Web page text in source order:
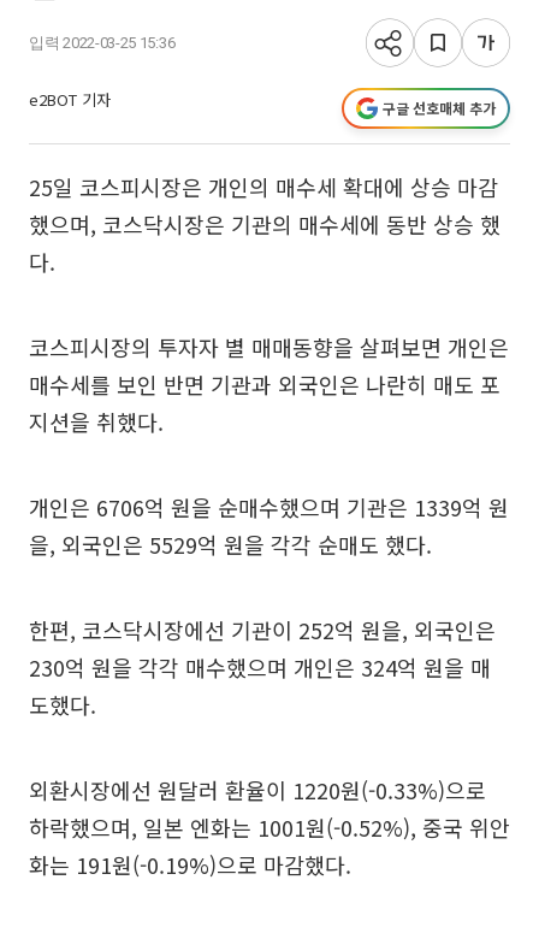
입력 2022-03-25 15:36
e2BOT 기자 구글 선호매체 추가
25일 코스피시장은 개인의 매수세 확대에 상승 마감
했으며, 코스닥시장은 기관의 매수세에 동반 상승 했
다.
코스피시장의 투자자 별 매매동향을 살펴보면 개인은
매수세를 보인 반면 기관과 외국인은 나란히 매도 포
지션을 취했다.
개인은 6706억 원을 순매수했으며 기관은 1339억 원
을, 외국인은 5529억 원을 각각 순매도 했다.
한편, 코스닥시장에선 기관이 252억 원을, 외국인은
230억 원을 각각 매수했으며 개인은 324억 원을 매
도했다.
외환시장에선 원달러 환율이 1220원(-0.33%)으로
하락했으며, 일본 엔화는 1001원(-0.52%), 중국 위안
화는 191원(-0.19%)으로 마감했다.